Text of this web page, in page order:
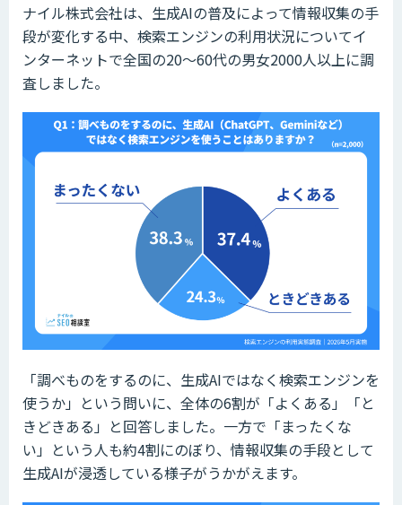
ナイル株式会社は、生成AIの普及によって情報収集の手
段が変化する中、検索エンジンの利用状況についてイ
ンターネットで全国の20～60代の男女2000人以上に調
査しました。
「調べものをするのに、生成AIではなく検索エンジンを
使うか」という問いに、全体の6割が「よくある」「と
きどきある」と回答しました。一方で「まったくな
い」という人も約4割にのぼり、情報収集の手段として
生成AIが浸透している様子がうかがえます。